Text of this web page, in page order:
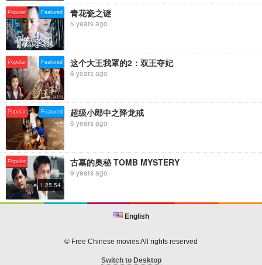
★★★电影正片
【Chi-Eng SUB Movie】For People Who Love China Movie：
https://bit.ly/2LG1uvN
【周末星影剧场】解决你乏善可陈的周末时光：https://bit.ly/2JtZN3O
【高分电影推荐】精选豆瓣高分精彩电影合集:http://bit.ly/2AoL5bS
★★★专题栏目
【影响——改革开放四十年的中国电影】百余位影人访谈：
http://bit.ly/2Er2X9z
【今日影评 · 表演者言 | 第二季】十二位演员，为表演者“言”：
https://bit.ly/2HPynDW
【中国通史】中国迄今为止规模最大的一部历史专题片：
http://bit.ly/2QMwWi6
★★★主打栏目
【今日影评/Movie Talk】八分钟权威电影评论：https://bit.ly/2xwCswL
【中国电影报道】全面/及时/独家的电影娱乐资讯：
https://bit.ly/2MeMENS
【电影全解码】深度解析热门电影或专题：http://bit.ly/2As805S
http://bit.ly/2TmMmXP
Popular Featured 青花瓷之谜
5 years ago
Popular Featured 这个大王我罩的2：双王夺妃
6 years ago
Popular Featured 超级小郎中之降龙戒
6 years ago
Popular
1:25:54
古墓的奥秘 TOMB MYSTERY
9 years ago
English
© Free Chinese movies All rights reserved
Switch to Desktop